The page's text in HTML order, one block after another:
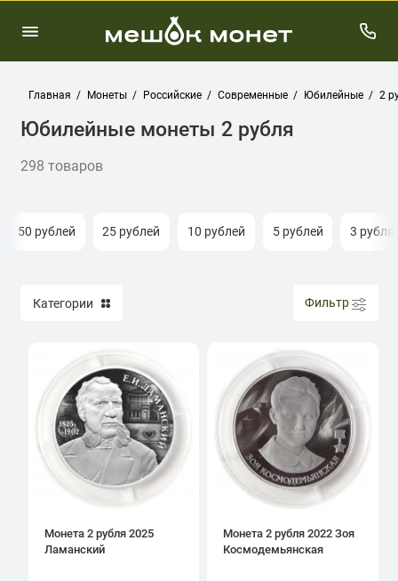
Главная Монеты Российские Современные Юбилейные 2
Юбилейные монеты 2 рубля
298 товаров
50 рублей 25 рублей 10 рублей 5 рублей 3 рубля
Категории Фильтр
Монета 2 рубля 2025
Ламанский
Монета 2 рубля 2022 Зоя
Космодемьянская